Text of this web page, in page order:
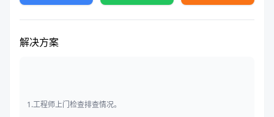
解决方案
1.工程师上门检查排查情况。